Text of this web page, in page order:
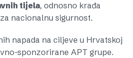
tijela, odnosno krađa
nacionalnu sigurnost.
napada na ciljeve u Hrvatskoj
sponzorirane APT grupe.